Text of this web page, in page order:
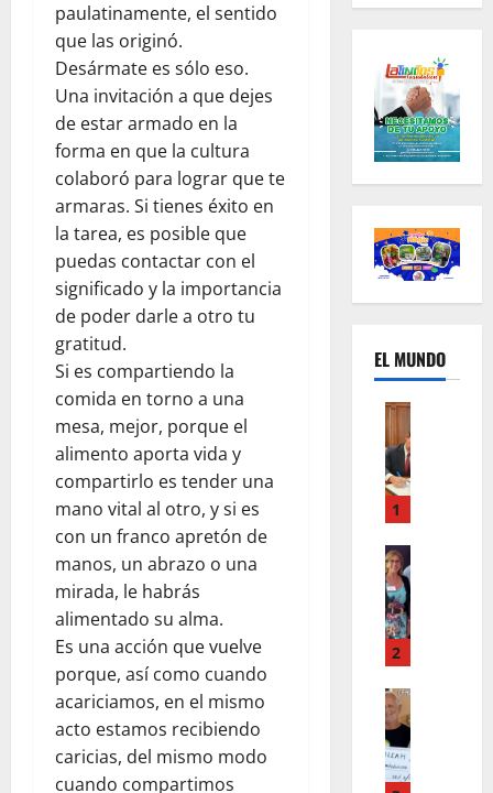
paulatinamente, el sentido
que las originó.
Desármate es sólo eso.
Una invitación a que dejes
de estar armado en la
forma en que la cultura
colaboró para lograr que te
armaras. Si tienes éxito en
la tarea, es posible que
puedas contactar con el
significado y la importancia
de poder darle a otro tu
gratitud.
Si es compartiendo la
comida en torno a una
mesa, mejor, porque el
alimento aporta vida y
compartirlo es tender una
mano vital al otro, y si es
con un franco apretón de
manos, un abrazo o una
mirada, le habrás
alimentado su alma.
Es una acción que vuelve
porque, así como cuando
acariciamos, en el mismo
acto estamos recibiendo
caricias, del mismo modo
cuando compartimos
EL MUNDO
1
2